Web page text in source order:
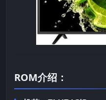
ROM介绍：